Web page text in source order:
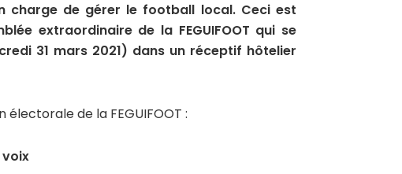
charge de gérer le football local. Ceci est
extraordinaire de la FEGUIFOOT qui se
31 mars 2021) dans un réceptif hôtelier
de la FEGUIFOOT :
voix